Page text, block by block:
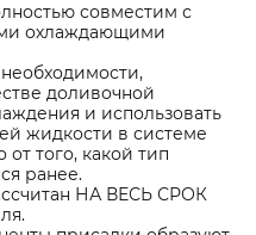
совместим с
охлаждающими
доливочной
и использовать
жидкости в системе
того, какой тип
ранее.
НА ВЕСЬ СРОК